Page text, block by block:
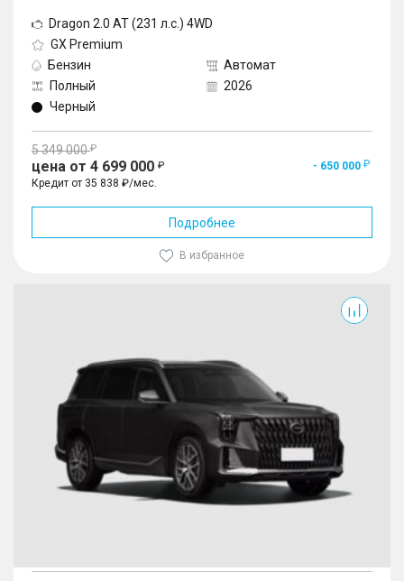
Dragon 2.0 AT (231 л.с.) 4WD
GX Premium
Бензин
Автомат
Полный
2026
Черный
5 349 000
цена от 4 699 000
- 650 000
Кредит от 35 838 ₽/мес.
Подробнее
В избранное